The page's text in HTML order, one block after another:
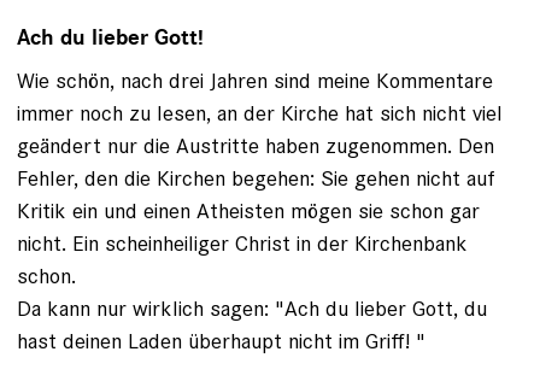
Ach du lieber Gott!
Wie schön, nach drei Jahren sind meine Kommentare
immer noch zu lesen, an der Kirche hat sich nicht viel
geändert nur die Austritte haben zugenommen. Den
Fehler, den die Kirchen begehen: Sie gehen nicht auf
Kritik ein und einen Atheisten mögen sie schon gar
nicht. Ein scheinheiliger Christ in der Kirchenbank
schon.
Da kann nur wirklich sagen: "Ach du lieber Gott, du
hast deinen Laden überhaupt nicht im Griff! "